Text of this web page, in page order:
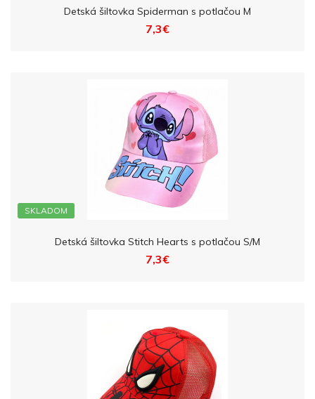
Detská šiltovka Spiderman s potlačou M
7,3€
SKLADOM
Detská šiltovka Stitch Hearts s potlačou S/M
7,3€